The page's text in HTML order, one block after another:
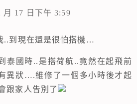
月 17 日下午 3:59
..到現在還是很怕搭機…
泰國時..是搭荷航..竟然在起飛前
異狀….維修了一個多小時後才起
跟家人告別了